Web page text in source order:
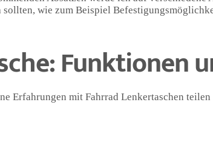
sollten, wie zum Beispiel
Funktionen
Erfahrungen mit Fahrrad Lenkertaschen